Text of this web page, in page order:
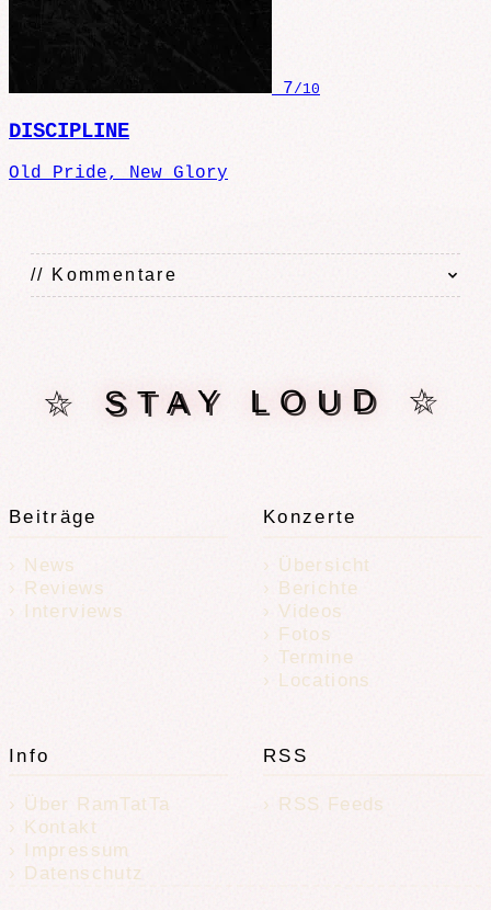
7/10
DISCIPLINE
Old Pride, New Glory
// Kommentare
☆ STAY LOUD ☆
Beiträge
News
Reviews
Interviews
Konzerte
Übersicht
Berichte
Videos
Fotos
Termine
Locations
Info
Über RamTatTa
Kontakt
Impressum
Datenschutz
RSS
RSS Feeds